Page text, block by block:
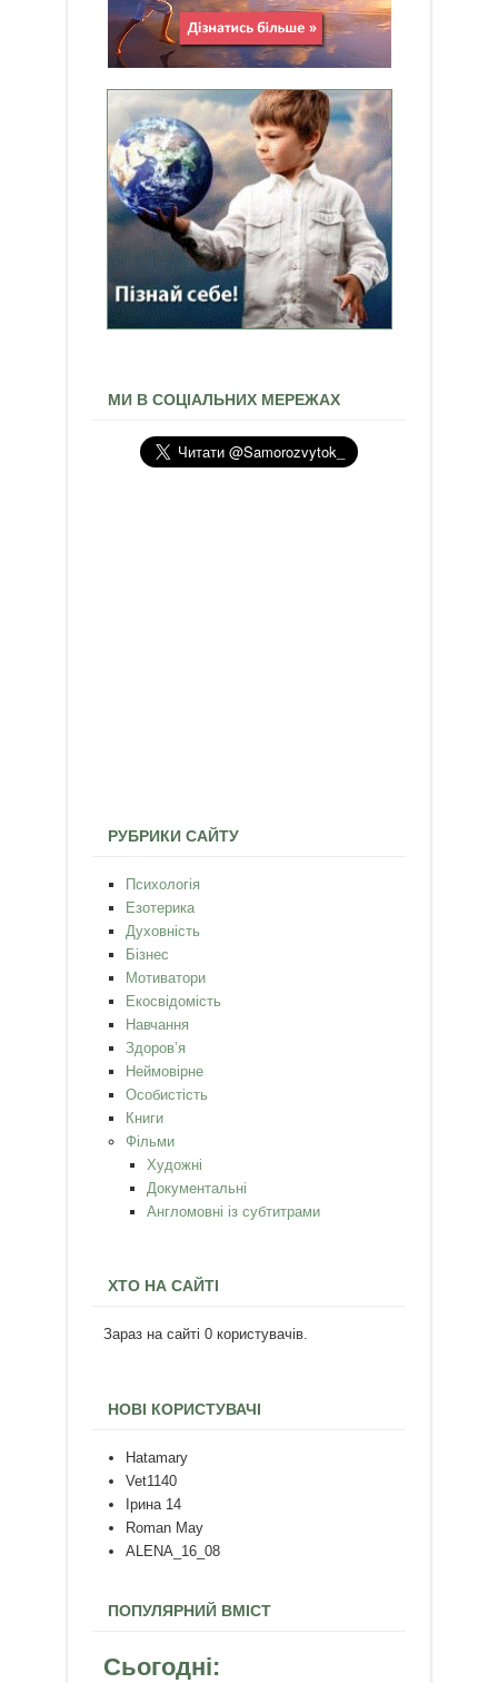
МИ В СОЦІАЛЬНИХ МЕРЕЖАХ
РУБРИКИ САЙТУ
Психологія
Езотерика
Духовність
Бізнес
Мотиватори
Екосвідомість
Навчання
Здоров’я
Неймовірне
Особистість
Книги
Фільми
Художні
Документальні
Англомовні із субтитрами
ХТО НА САЙТІ
Зараз на сайті 0 користувачів.
НОВІ КОРИСТУВАЧІ
Hatamary
Vet1140
Ірина 14
Roman May
ALENA_16_08
ПОПУЛЯРНИЙ ВМІСТ
Сьогодні: